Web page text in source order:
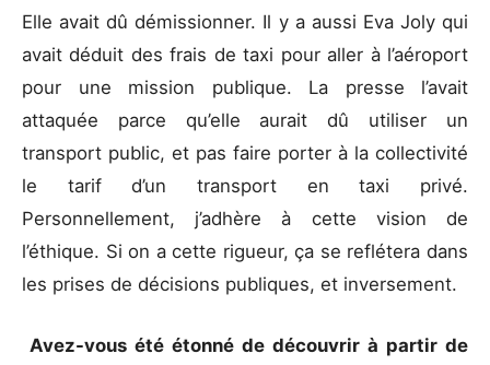
Elle avait dû démissionner. Il y a aussi Eva Joly qui
avait déduit des frais de taxi pour aller à l’aéroport
pour une mission publique. La presse l’avait
attaquée parce qu’elle aurait dû utiliser un
transport public, et pas faire porter à la collectivité
le tarif d’un transport en taxi privé.
Personnellement, j’adhère à cette vision de
l’éthique. Si on a cette rigueur, ça se reflétera dans
les prises de décisions publiques, et inversement.
Avez-vous été étonné de découvrir à partir de